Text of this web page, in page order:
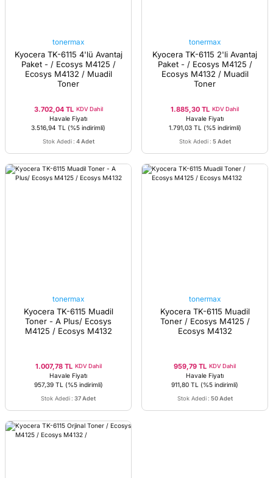
tonermax
Kyocera TK-6115 4'lü Avantaj
Paket - / Ecosys M4125 /
Ecosys M4132 / Muadil
Toner
3.702,04 TL KDV Dahil
Havale Fiyatı
3.516,94 TL (%5 indirimli)
Stok Adedi : 4 Adet
tonermax
Kyocera TK-6115 2'li Avantaj
Paket - / Ecosys M4125 /
Ecosys M4132 / Muadil
Toner
1.885,30 TL KDV Dahil
Havale Fiyatı
1.791,03 TL
(%5 indirimli)
Stok Adedi : 5 Adet
tonermax
Kyocera TK-6115 Muadil
Toner - A Plus/ Ecosys
M4125 / Ecosys M4132
1.007,78 TL KDV Dahil
Havale Fiyatı
957,39 TL
(%5 indirimli)
Stok Adedi : 37 Adet
tonermax
Kyocera TK-6115 Muadil
Toner / Ecosys M4125 /
Ecosys M4132
959,79 TL KDV Dahil
Havale Fiyatı
911,80 TL (%5 indirimli)
Stok Adedi : 50 Adet